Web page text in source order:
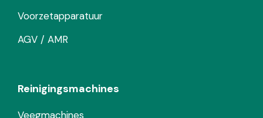
Voorzetapparatuur
AGV / AMR
Reinigingsmachines
Veegmachines